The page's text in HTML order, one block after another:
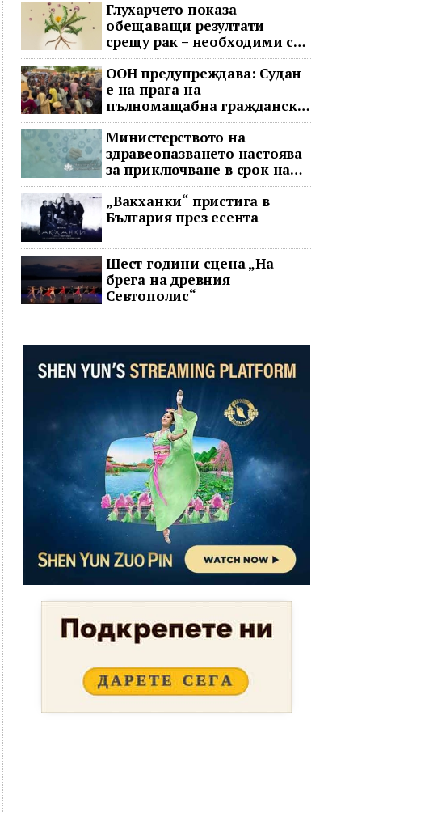
Глухарчето показа
обещаващи резултати
срещу рак – необходими са
изпитания с хора
ООН предупреждава: Судан
е на прага на
пълномащабна гражданска
война
Министерството на
здравеопазването настоява
за приключване в срок на
два ключови строителни
проекта
„Вакханки“ пристига в
България през есента
Шест години сцена „На
брега на древния
Севтополис“